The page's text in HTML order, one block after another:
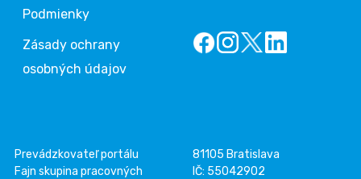
Podmienky
Zásady ochrany
osobných údajov
Prevádzkovateľ portálu
Fajn skupina pracovných
81105 Bratislava
IČ: 55042902